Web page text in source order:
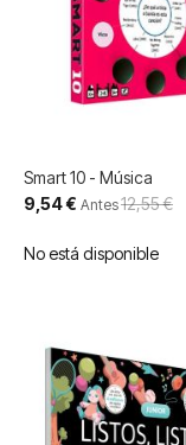
Smart 10 - Música
Precio
especial
9,54 € Antes12,55 €
No está disponible